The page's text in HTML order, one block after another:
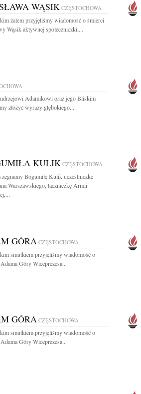
WĄSIK CZĘSTOCHOWA
żalem przyjęliśmy wiadomość o śmierci
Wąsik aktywnej społeczniczki,...
Adamikowi oraz jego Bliskim
złożyć wyrazy głębokiego...
KULIKCZĘSTOCHOWA
żegnamy Bogumiłę Kulik uczestniczkę
Warszawskiego, łączniczkę Armii
GÓRACZĘSTOCHOWA
smutkiem przyjęliśmy wiadomość o
Góry Wiceprezesa...
GÓRACZĘSTOCHOWA
smutkiem przyjęliśmy wiadomość o
Góry Wiceprezesa...